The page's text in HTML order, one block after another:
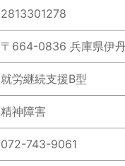
2813301278
〒664-0836 兵庫県伊
就労継続支援B型
精神障害
072-743-9061